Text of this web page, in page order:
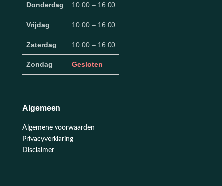
Donderdag 10:00 – 16:00
Vrijdag 10:00 – 16:00
Zaterdag 10:00 – 16:00
Zondag Gesloten
Algemeen
Algemene voorwaarden
Privacyverklaring
Disclaimer